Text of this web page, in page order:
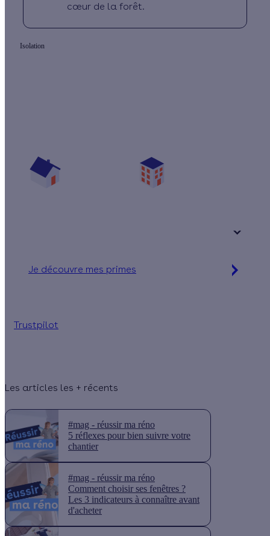
cœur de la forêt.
Isolation
Je découvre mes primes
Trustpilot
Les articles les + récents
#mag - réussir ma réno
5 réflexes pour bien suivre votre
chantier
#mag - réussir ma réno
Comment choisir ses fenêtres ?
Les 3 indicateurs à connaître avant
d'acheter